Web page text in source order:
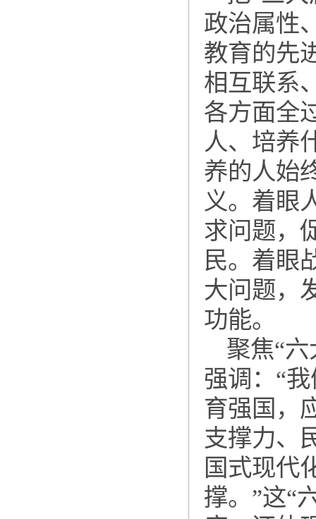
政治属性
教育的先
相互联系
各方面全
人、培养
养的人始
义。着眼
求问题，
民。着眼
大问题，
功能。
聚焦“
强调：“
育强国，
支撑力、
国式现代
撑。”这“